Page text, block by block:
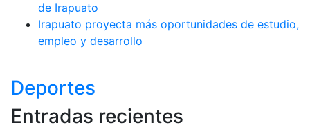
de Irapuato
Irapuato proyecta más oportunidades de estudio,
empleo y desarrollo
Deportes
Entradas recientes